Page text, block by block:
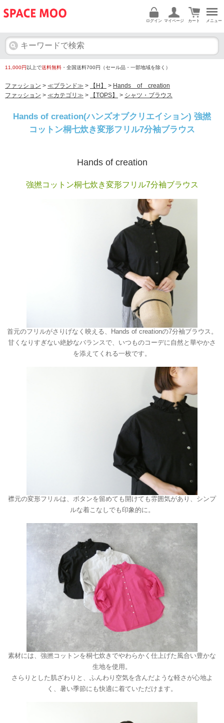
メニュー
カート
マイページ
ログイン
11,000円 以上で送料無料 ・全国送料700円（セール品・一部地域を除く）
ファッション > ≪ブランド≫ > 【H】 > Hands of creation
ファッション > ≪カテゴリ≫ > 【TOPS】 > シャツ・ブラウス
Hands of creation(ハンズオブクリエイション) 強撚
コットン桐七炊き変形フリル7分袖ブラウス
Hands of creation
強撚コットン桐七炊き変形フリル7分袖ブラウス
首元のフリルがさりげなく映える、Hands of creationの7分袖ブラウス。
甘くなりすぎない絶妙なバランスで、いつものコーデに自然と華やかさ
を添えてくれる一枚です。
襟元の変形フリルは、ボタンを留めても開けても雰囲気があり、シンプ
ルな着こなしでも印象的に。
素材には、強撚コットンを桐七炊きでやわらかく仕上げた風合い豊かな
生地を使用。
さらりとした肌ざわりと、ふんわり空気を含んだような軽さが心地よ
く、暑い季節にも快適に着ていただけます。